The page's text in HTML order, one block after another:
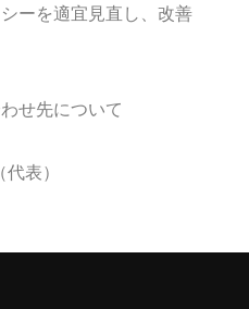
ーを適宜見直し、改善
せ先について
表）